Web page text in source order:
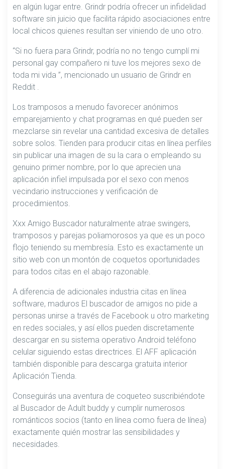
en algún lugar entre. Grindr podría ofrecer un infidelidad
software sin juicio que facilita rápido asociaciones entre
local chicos quienes resultan ser viniendo de uno otro.
“Si no fuera para Grindr, podría no no tengo cumplí mi
personal gay compañero ni tuve los mejores sexo de
toda mi vida ​​”, mencionado un usuario de Grindr en
Reddit .
Los tramposos a menudo favorecer anónimos
emparejamiento y chat programas en qué pueden ser
mezclarse sin revelar una cantidad excesiva de detalles
sobre solos. Tienden para producir citas en línea perfiles
sin publicar una imagen de su la cara o empleando su
genuino primer nombre, por lo que aprecien una
aplicación infiel impulsada por el sexo con menos
vecindario instrucciones y verificación de
procedimientos.
Xxx Amigo Buscador naturalmente atrae swingers,
tramposos y parejas poliamorosos ya que es un poco
flojo teniendo su membresía. Esto es exactamente un
sitio web con un montón de coquetos oportunidades
para todos citas en el abajo razonable.
A diferencia de adicionales industria citas en línea
software, maduros El buscador de amigos no pide a
personas unirse a través de Facebook u otro marketing
en redes sociales, y así ellos pueden discretamente
descargar en su sistema operativo Android teléfono
celular siguiendo estas directrices. El AFF aplicación
también disponible para descarga gratuita interior
Aplicación Tienda.
Conseguirás una aventura de coqueteo suscribiéndote
al Buscador de Adult buddy y cumplir numerosos
románticos socios (tanto en línea como fuera de línea)
exactamente quién mostrar las sensibilidades y
necesidades.